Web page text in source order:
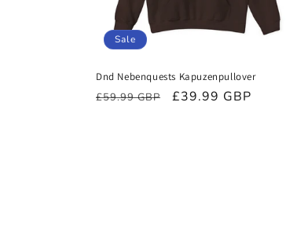
Sale
Dnd Nebenquests Kapuzenpullover
Normaler
£59.99 GBP Verkaufspreis
£39.99 GBP